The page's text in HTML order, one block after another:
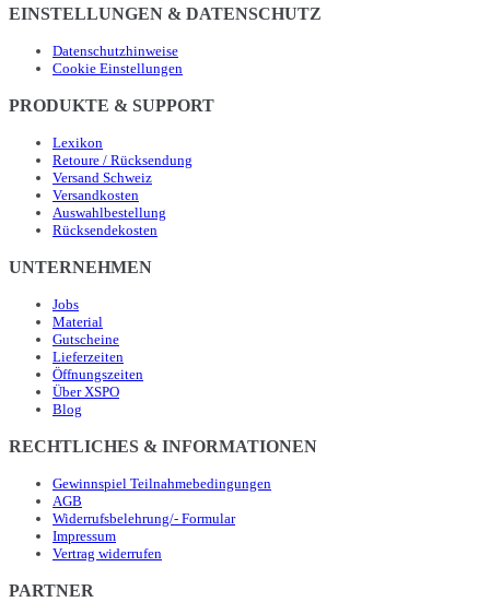
EINSTELLUNGEN & DATENSCHUTZ
Datenschutzhinweise
Cookie Einstellungen
PRODUKTE & SUPPORT
Lexikon
Retoure / Rücksendung
Versand Schweiz
Versandkosten
Auswahlbestellung
Rücksendekosten
UNTERNEHMEN
Jobs
Material
Gutscheine
Lieferzeiten
Öffnungszeiten
Über XSPO
Blog
RECHTLICHES & INFORMATIONEN
Gewinnspiel Teilnahmebedingungen
AGB
Widerrufsbelehrung/- Formular
Impressum
Vertrag widerrufen
PARTNER